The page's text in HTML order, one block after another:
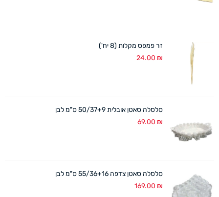
זר פמפס מקלות (8 יח')
24.00 ₪
סלסלה סאטן אובלית 50/37+9 ס"מ לבן
69.00 ₪
סלסלה סאטן צדפה 55/36+16 ס"מ לבן
169.00 ₪